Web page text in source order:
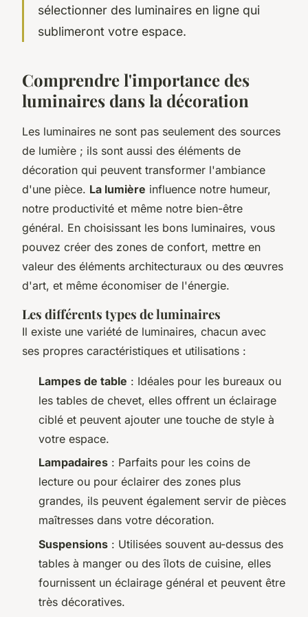
sélectionner des luminaires en ligne qui
sublimeront votre espace.
Comprendre l'importance des
luminaires dans la décoration
Les luminaires ne sont pas seulement des sources
de lumière ; ils sont aussi des éléments de
décoration qui peuvent transformer l'ambiance
d'une pièce. La lumière influence notre humeur,
notre productivité et même notre bien-être
général. En choisissant les bons luminaires, vous
pouvez créer des zones de confort, mettre en
valeur des éléments architecturaux ou des œuvres
d'art, et même économiser de l'énergie.
Les différents types de luminaires
Il existe une variété de luminaires, chacun avec
ses propres caractéristiques et utilisations :
Lampes de table : Idéales pour les bureaux ou
les tables de chevet, elles offrent un éclairage
ciblé et peuvent ajouter une touche de style à
votre espace.
Lampadaires : Parfaits pour les coins de
lecture ou pour éclairer des zones plus
grandes, ils peuvent également servir de pièces
maîtresses dans votre décoration.
Suspensions : Utilisées souvent au-dessus des
tables à manger ou des îlots de cuisine, elles
fournissent un éclairage général et peuvent être
très décoratives.